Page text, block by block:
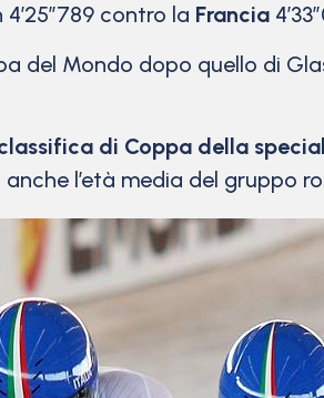
4’25″789 contro la Francia
del Mondo dopo quello di
di Coppa della
l’età media del gruppo